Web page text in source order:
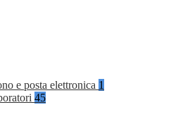
e posta elettronica 1
45